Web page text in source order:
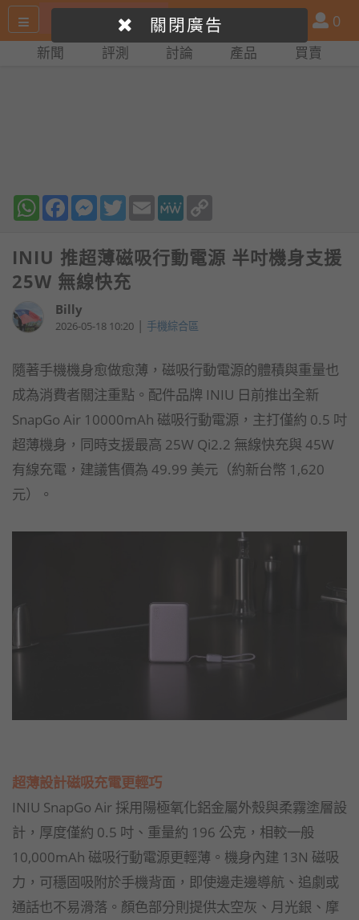
尋
產
品
比
會
員
0
新聞 評測 討論 產品 買賣
WhatsAppFacebookMessenger
TwitterEmail MeWe
INIU 推超薄磁吸行動電源 半吋機身支援
25W 無線快充
Billy
2026-05-18 10:20 | 手機綜合區
隨著手機機身愈做愈薄，磁吸行動電源的體積與重量也
成為消費者關注重點。配件品牌 INIU 日前推出全新
SnapGo Air 10000mAh 磁吸行動電源，主打僅約 0.5 吋
超薄機身，同時支援最高 25W Qi2.2 無線快充與 45W
有線充電，建議售價為 49.99 美元（約新台幣 1,620
元）。
超薄設計磁吸充電更輕巧
INIU SnapGo Air 採用陽極氧化鋁金屬外殼與柔霧塗層設
計，厚度僅約 0.5 吋、重量約 196 公克，相較一般
10,000mAh 磁吸行動電源更輕薄。機身內建 13N 磁吸
力，可穩固吸附於手機背面，即使邊走邊導航、追劇或
通話也不易滑落。顏色部分則提供太空灰、月光銀、摩
關閉廣告